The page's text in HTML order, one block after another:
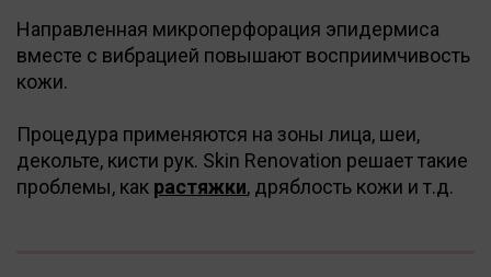
Направленная микроперфорация эпидермиса
вместе с вибрацией повышают восприимчивость
кожи.
Процедура применяются на зоны лица, шеи,
декольте, кисти рук. Skin Renovation решает такие
проблемы, как растяжки, дряблость кожи и т.д.